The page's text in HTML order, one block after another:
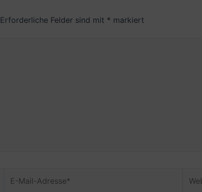
Erforderliche Felder sind mit * markiert
Mail-